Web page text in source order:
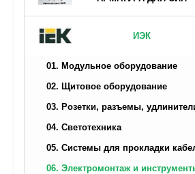
ИЭК
01. Модульное оборудование
02. Щитовое оборудование
03. Розетки, разъемы,
04. Светотехника
05. Системы для прокладки
06. Электромонтаж и